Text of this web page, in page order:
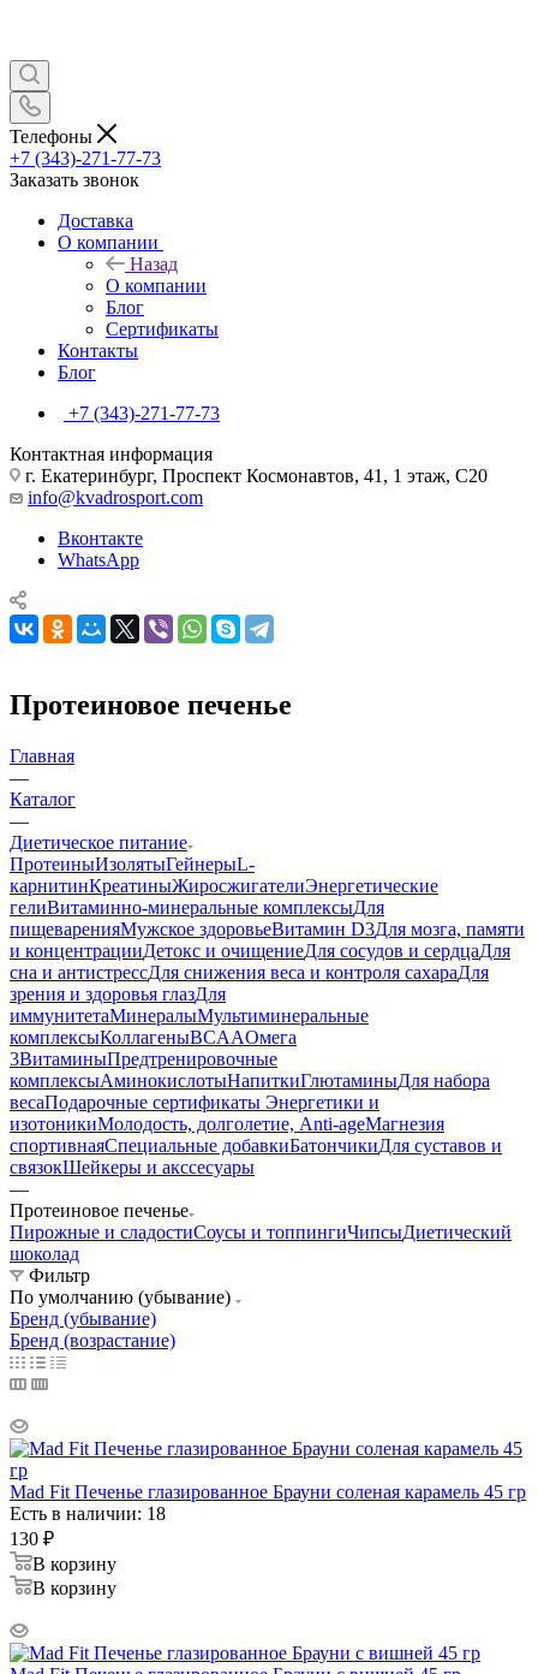
Телефоны
+7 (343)-271-77-73
Заказать звонок
Доставка
О компании
Назад
О компании
Блог
Сертификаты
Контакты
Блог
+7 (343)-271-77-73
Контактная информация
г. Екатеринбург, Проспект Космонавтов, 41, 1 этаж, С20
info@kvadrosport.com
Вконтакте
WhatsApp
Протеиновое печенье
Главная
—
Каталог
—
Диетическое питание
ПротеиныИзолятыГейнерыL-
карнитинКреатиныЖиросжигателиЭнергетические
гелиВитаминно-минеральные комплексыДля
пищеваренияМужское здоровьеВитамин D3Для мозга, памяти
и концентрацииДетокс и очищениеДля сосудов и сердцаДля
сна и антистрессДля снижения веса и контроля сахараДля
зрения и здоровья глазДля
иммунитетаМинералыМультиминеральные
комплексыКоллагеныBCAAОмега
3ВитаминыПредтренировочные
комплексыАминокислотыНапиткиГлютаминыДля набора
весаПодарочные сертификаты Энергетики и
изотоникиМолодость, долголетие, Anti-ageМагнезия
спортивнаяСпециальные добавкиБатончикиДля суставов и
связокШейкеры и акссесуары
—
Протеиновое печенье
Пирожные и сладостиСоусы и топпингиЧипсыДиетический
шоколад
Фильтр
По умолчанию (убывание)
Бренд (убывание)
Бренд (возрастание)
Mad Fit Печенье глазированное Брауни соленая карамель 45 гр
Есть в наличии: 18
130 ₽
В корзину
В корзину